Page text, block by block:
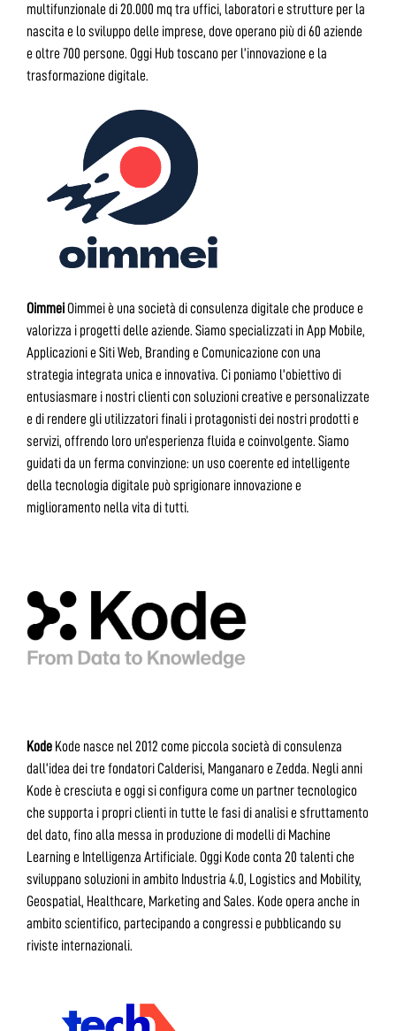
multifunzionale di 20.000 mq tra uffici, laboratori e strutture per la
nascita e lo sviluppo delle imprese, dove operano più di 60 aziende
e oltre 700 persone. Oggi Hub toscano per l’innovazione e la
trasformazione digitale.
OimmeiOimmei è una società di consulenza digitale che produce e
valorizza i progetti delle aziende. Siamo specializzati in App Mobile,
Applicazioni e Siti Web, Branding e Comunicazione con una
strategia integrata unica e innovativa. Ci poniamo l’obiettivo di
entusiasmare i nostri clienti con soluzioni creative e personalizzate
e di rendere gli utilizzatori finali i protagonisti dei nostri prodotti e
servizi, offrendo loro un’esperienza fluida e coinvolgente. Siamo
guidati da un ferma convinzione: un uso coerente ed intelligente
della tecnologia digitale può sprigionare innovazione e
miglioramento nella vita di tutti.
Kode Kode nasce nel 2012 come piccola società di consulenza
dall’idea dei tre fondatori Calderisi, Manganaro e Zedda. Negli anni
Kode è cresciuta e oggi si configura come un partner tecnologico
che supporta i propri clienti in tutte le fasi di analisi e sfruttamento
del dato, fino alla messa in produzione di modelli di Machine
Learning e Intelligenza Artificiale. Oggi Kode conta 20 talenti che
sviluppano soluzioni in ambito Industria 4.0, Logistics and Mobility,
Geospatial, Healthcare, Marketing and Sales. Kode opera anche in
ambito scientifico, partecipando a congressi e pubblicando su
riviste internazionali.